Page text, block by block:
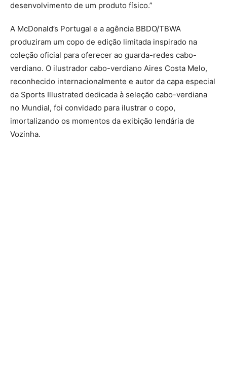
desenvolvimento de um produto físico.”
A McDonald’s Portugal e a agência BBDO/TBWA
produziram um copo de edição limitada inspirado na
coleção oficial para oferecer ao guarda-redes cabo-
verdiano. O ilustrador cabo-verdiano Aires Costa Melo,
reconhecido internacionalmente e autor da capa especial
da Sports Illustrated dedicada à seleção cabo-verdiana
no Mundial, foi convidado para ilustrar o copo,
imortalizando os momentos da exibição lendária de
Vozinha.